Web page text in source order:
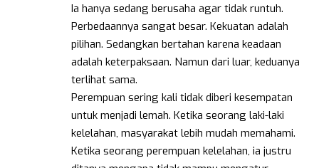
Ia hanya sedang berusaha agar tidak runtuh.
Perbedaannya sangat besar. Kekuatan adalah
pilihan. Sedangkan bertahan karena keadaan
adalah keterpaksaan. Namun dari luar, keduanya
terlihat sama.
Perempuan sering kali tidak diberi kesempatan
untuk menjadi lemah. Ketika seorang laki-laki
kelelahan, masyarakat lebih mudah memahami.
Ketika seorang perempuan kelelahan, ia justru